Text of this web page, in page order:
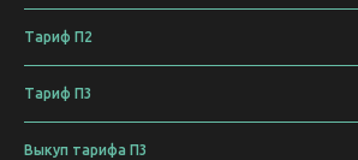
Тариф П2
Тариф П3
Выкуп тарифа П3